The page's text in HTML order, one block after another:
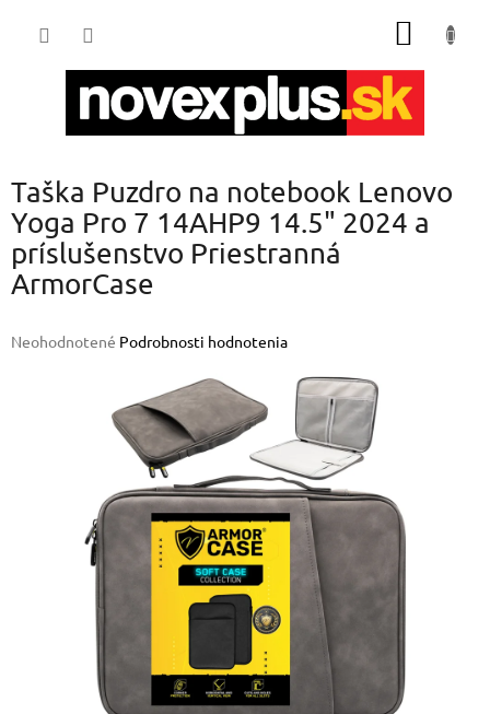
Taška Puzdro na notebook Lenovo
Yoga Pro 7 14AHP9 14.5" 2024 a
príslušenstvo Priestranná
ArmorCase
Priemerné
Neohodnotené Podrobnosti hodnotenia